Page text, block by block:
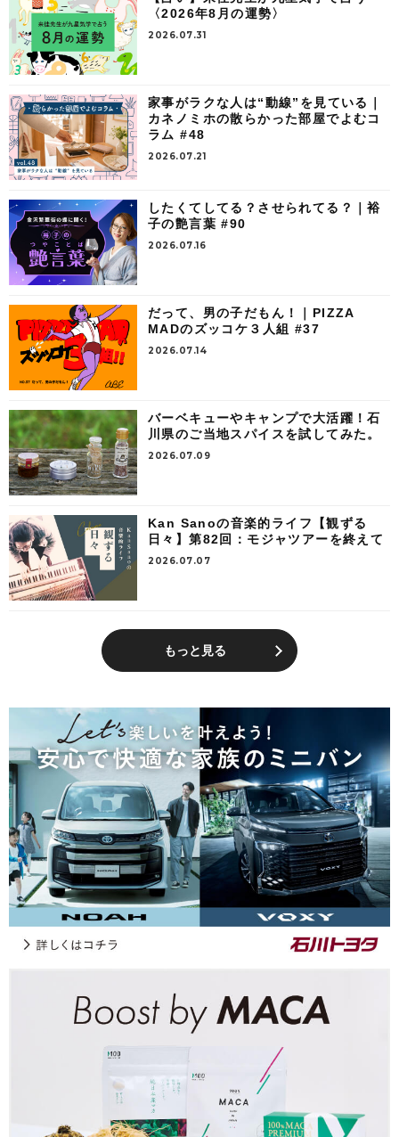
〈2026年8月の運勢〉
2026.07.31
家事がラクな人は“動線”を見ている｜
カネノミホの散らかった部屋でよむコ
ラム #48
2026.07.21
したくてしてる？させられてる？｜裕
子の艶言葉 #90
2026.07.16
だって、男の子だもん！｜PIZZA
MADのズッコケ３人組 #37
2026.07.14
バーベキューやキャンプで大活躍！石
川県のご当地スパイスを試してみた。
2026.07.09
Kan Sanoの音楽的ライフ【観ずる
日々】第82回：モジャツアーを終えて
2026.07.07
もっと見る